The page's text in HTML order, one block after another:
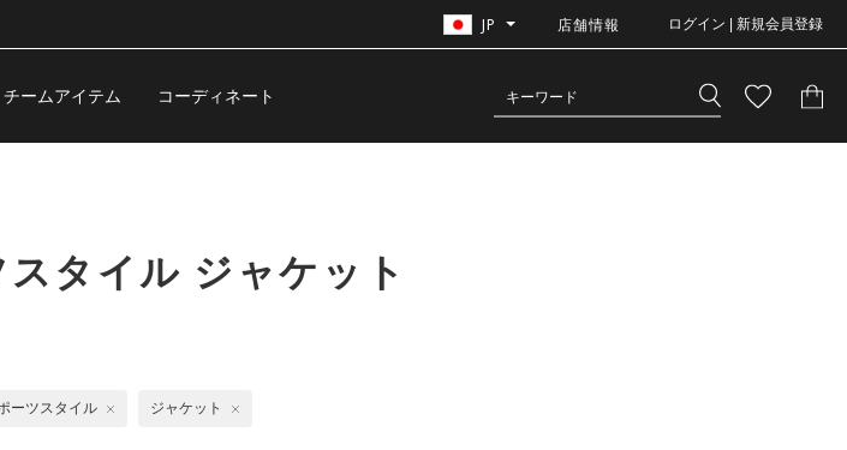
JP 店舗情報 ログイン | 新規会員登録
チームアイテム コーディネート
タイル ジャケット
ーツスタイル ジャケット